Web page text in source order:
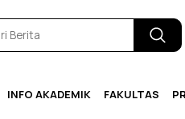
INFO AKADEMIK FAKULTAS